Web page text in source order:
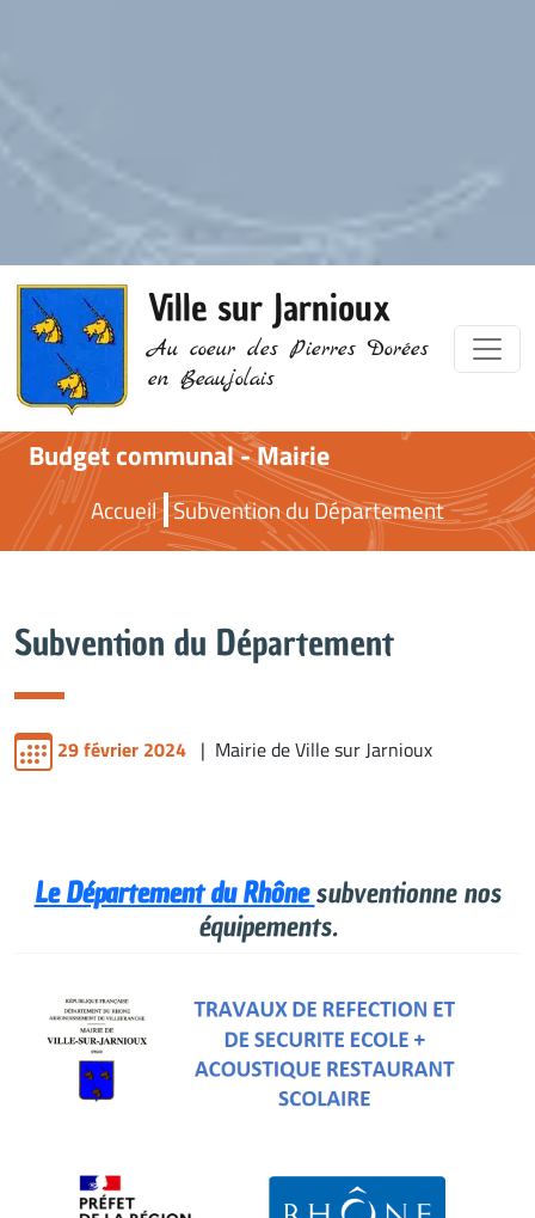
Ville sur Jarnioux
Au coeur des Pierres Dorées
en Beaujolais
Budget communal - Mairie
Accueil Subvention du Département
Subvention du Département
29 février 2024 | Mairie de Ville sur Jarnioux
Le Département du Rhônesubventionne nos
équipements.